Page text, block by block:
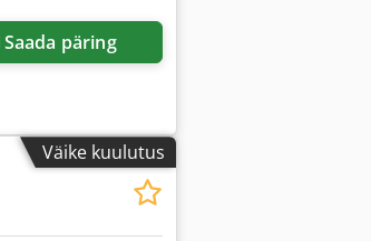
Saada päring
Väike kuulutus